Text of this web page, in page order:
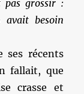
grossir :
avait besoin
récents
fallait, que
crasse et